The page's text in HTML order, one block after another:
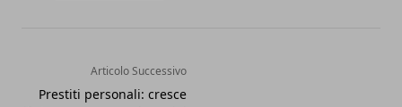
Articolo Successivo
Prestiti personali: cresce